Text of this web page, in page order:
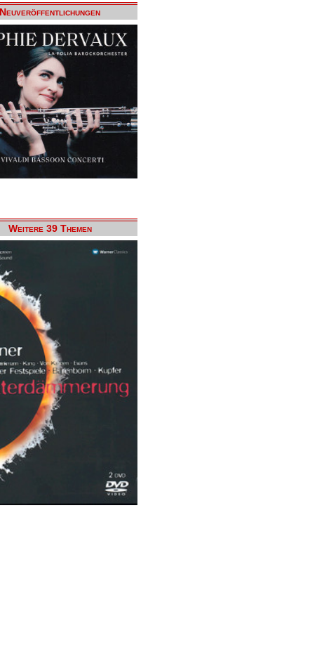
Neuveröffentlichungen
Weitere 39 Themen